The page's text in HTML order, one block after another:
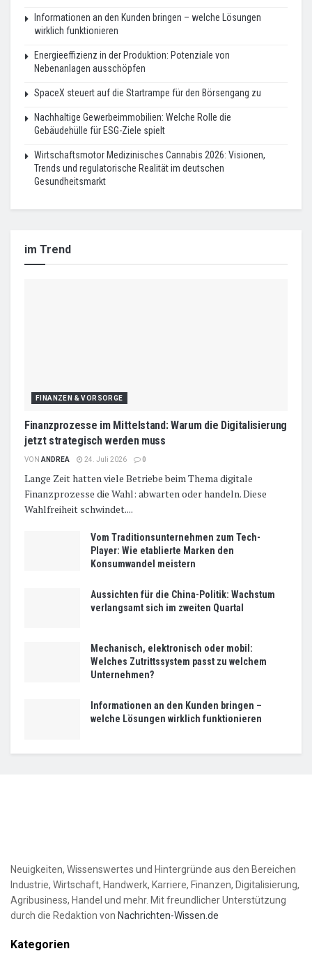
Informationen an den Kunden bringen – welche Lösungen
wirklich funktionieren
Energieeffizienz in der Produktion: Potenziale von
Nebenanlagen ausschöpfen
SpaceX steuert auf die Startrampe für den Börsengang zu
Nachhaltige Gewerbeimmobilien: Welche Rolle die
Gebäudehülle für ESG-Ziele spielt
Wirtschaftsmotor Medizinisches Cannabis 2026: Visionen,
Trends und regulatorische Realität im deutschen
Gesundheitsmarkt
im Trend
FINANZEN & VORSORGE
Finanzprozesse im Mittelstand: Warum die Digitalisierung
jetzt strategisch werden muss
VON ANDREA 24. Juli 2026 0
Lange Zeit hatten viele Betriebe beim Thema digitale
Finanzprozesse die Wahl: abwarten oder handeln. Diese
Wahlfreiheit schwindet....
Vom Traditionsunternehmen zum Tech-
Player: Wie etablierte Marken den
Konsumwandel meistern
Aussichten für die China-Politik: Wachstum
verlangsamt sich im zweiten Quartal
Mechanisch, elektronisch oder mobil:
Welches Zutrittssystem passt zu welchem
Unternehmen?
Informationen an den Kunden bringen –
welche Lösungen wirklich funktionieren
Neuigkeiten, Wissenswertes und Hintergründe aus den Bereichen
Industrie, Wirtschaft, Handwerk, Karriere, Finanzen, Digitalisierung,
Agribusiness, Handel und mehr. Mit freundlicher Unterstützung
durch die Redaktion von Nachrichten-Wissen.de
Kategorien